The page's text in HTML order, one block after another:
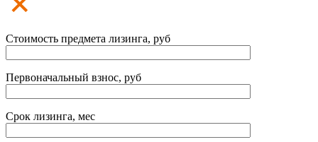
Стоимость предмета лизинга, руб
Первоначальный взнос, руб
Срок лизинга, мес